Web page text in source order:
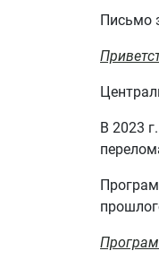
Письмо
В 2023